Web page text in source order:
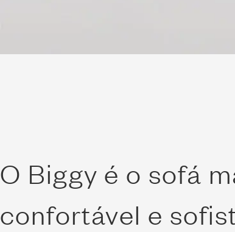
O Biggy é o sofá
confortável e